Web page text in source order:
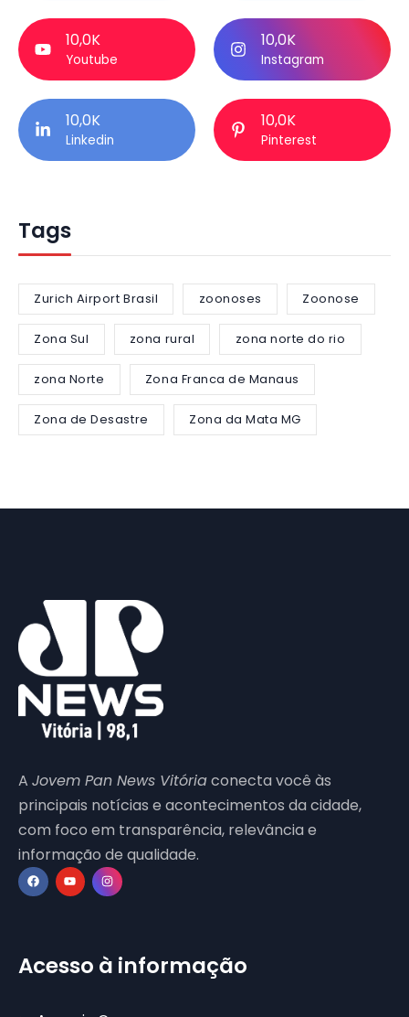
10,0K
Youtube
10,0K
Instagram
10,0K
Linkedin
10,0K
Pinterest
Tags
Zurich Airport Brasil zoonoses Zoonose
Zona Sul zona rural zona norte do rio
zona Norte Zona Franca de Manaus
Zona de Desastre Zona da Mata MG
A Jovem Pan News Vitóriaconecta você às
principais notícias e acontecimentos da cidade,
com foco em transparência, relevância e
informação de qualidade.
Acesso à informação